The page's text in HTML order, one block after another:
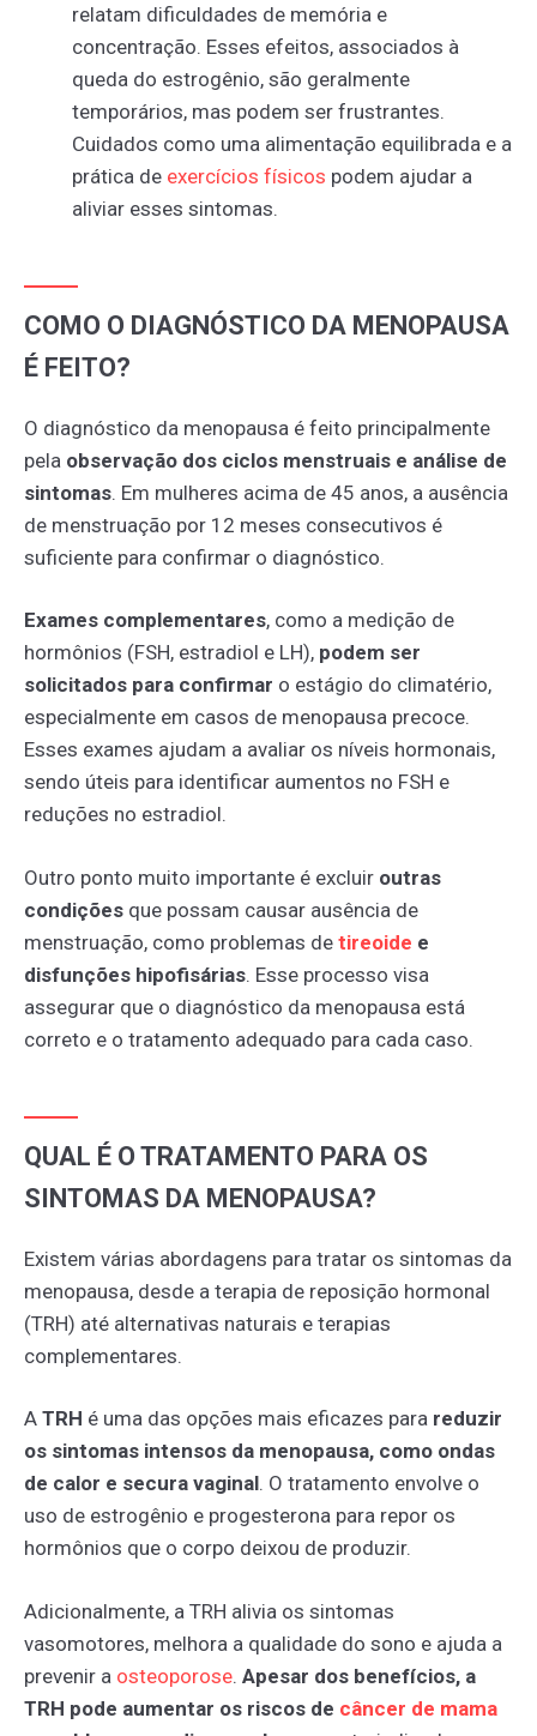
relatam dificuldades de memória e
concentração. Esses efeitos, associados à
queda do estrogênio, são geralmente
temporários, mas podem ser frustrantes.
Cuidados como uma alimentação equilibrada e a
prática de exercícios físicos podem ajudar a
aliviar esses sintomas.
COMO O DIAGNÓSTICO DA MENOPAUSA
É FEITO?
O diagnóstico da menopausa é feito principalmente
pela observação dos ciclos menstruais e análise de
sintomas. Em mulheres acima de 45 anos, a ausência
de menstruação por 12 meses consecutivos é
suficiente para confirmar o diagnóstico.
Exames complementares, como a medição de
hormônios (FSH, estradiol e LH), podem ser
solicitados para confirmar o estágio do climatério,
especialmente em casos de menopausa precoce.
Esses exames ajudam a avaliar os níveis hormonais,
sendo úteis para identificar aumentos no FSH e
reduções no estradiol.
Outro ponto muito importante é excluir outras
condições que possam causar ausência de
menstruação, como problemas de tireoide e
disfunções hipofisárias. Esse processo visa
assegurar que o diagnóstico da menopausa está
correto e o tratamento adequado para cada caso.
QUAL É O TRATAMENTO PARA OS
SINTOMAS DA MENOPAUSA?
Existem várias abordagens para tratar os sintomas da
menopausa, desde a terapia de reposição hormonal
(TRH) até alternativas naturais e terapias
complementares.
A TRH é uma das opções mais eficazes para reduzir
os sintomas intensos da menopausa, como ondas
de calor e secura vaginal. O tratamento envolve o
uso de estrogênio e progesterona para repor os
hormônios que o corpo deixou de produzir.
Adicionalmente, a TRH alivia os sintomas
vasomotores, melhora a qualidade do sono e ajuda a
prevenir a osteoporose. Apesar dos benefícios, a
TRH pode aumentar os riscos de câncer de mama